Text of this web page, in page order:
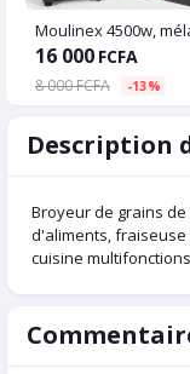
16 000 FCFA
8 000 FCFA -13%
Description
Broyeur de grains
d'aliments,
cuisine multifonctions